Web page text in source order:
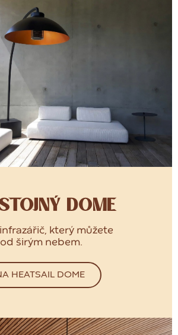
DOME
který můžete
širým nebem.
HEATSAIL DOME